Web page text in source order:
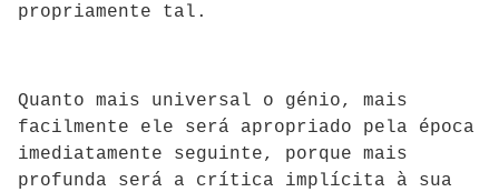
propriamente tal.
Quanto mais universal o génio, mais
facilmente ele será apropriado pela época
imediatamente seguinte, porque mais
profunda será a crítica implícita à sua